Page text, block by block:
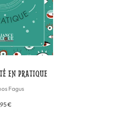
EN PRATIQUE
Fagus
€